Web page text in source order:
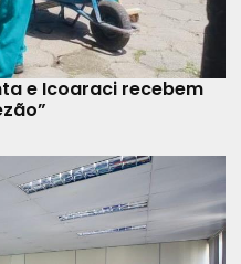
e Icoaraci recebem